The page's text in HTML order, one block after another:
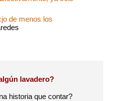
de menos los
lavadero?
historia que contar?